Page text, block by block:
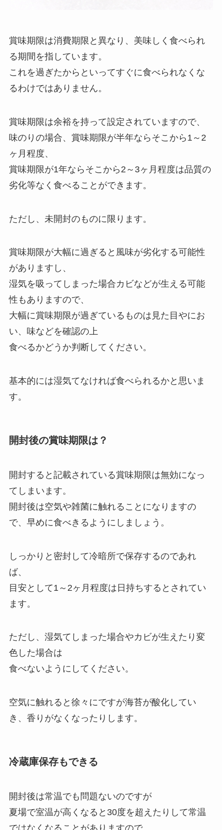
賞味期限は消費期限と異なり、美味しく食べられ
る期間を指しています。
これを過ぎたからといってすぐに食べられなくな
るわけではありません。
賞味期限は余裕を持って設定されていますので、
味のりの場合、賞味期限が半年ならそこから1～2
ヶ月程度、
賞味期限が1年ならそこから2～3ヶ月程度は品質の
劣化等なく食べることができます。
ただし、未開封のものに限ります。
賞味期限が大幅に過ぎると風味が劣化する可能性
がありますし、
湿気を吸ってしまった場合カビなどが生える可能
性もありますので、
大幅に賞味期限が過ぎているものは見た目やにお
い、味などを確認の上
食べるかどうか判断してください。
基本的には湿気てなければ食べられるかと思いま
す。
開封後の賞味期限は？
開封すると記載されている賞味期限は無効になっ
てしまいます。
開封後は空気や雑菌に触れることになりますの
で、早めに食べきるようにしましょう。
しっかりと密封して冷暗所で保存するのであれ
ば、
目安として1～2ヶ月程度は日持ちするとされてい
ます。
ただし、湿気てしまった場合やカビが生えたり変
色した場合は
食べないようにしてください。
空気に触れると徐々にですが海苔が酸化してい
き、香りがなくなったりします。
冷蔵庫保存もできる
開封後は常温でも問題ないのですが
夏場で室温が高くなると30度を超えたりして常温
ではなくなることがありますので、